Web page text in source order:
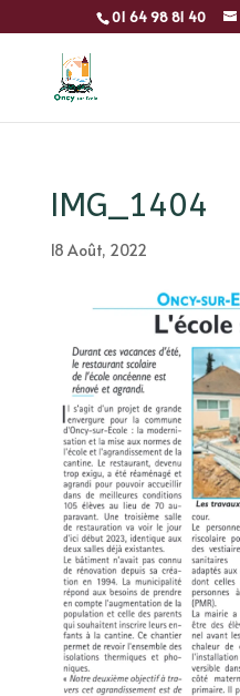
01 64 98 81 40
IMG_1404
18 Août, 2022